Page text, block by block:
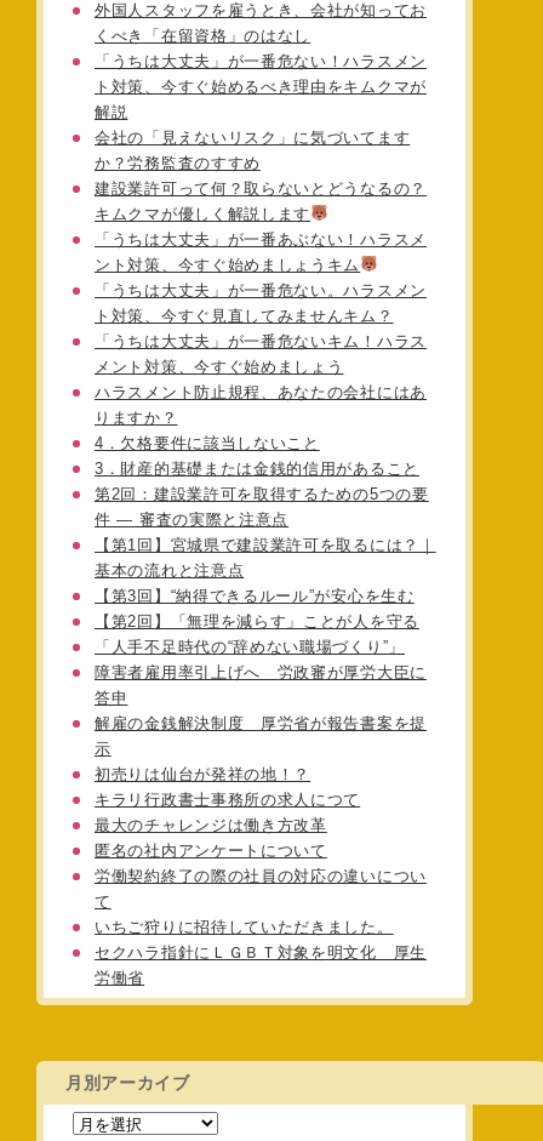
外国人スタッフを雇うとき、会社が知ってお
くべき「在留資格」のはなし
「うちは大丈夫」が一番危ない！ハラスメン
ト対策、今すぐ始めるべき理由をキムクマが
解説
会社の「見えないリスク」に気づいてます
か？労務監査のすすめ
建設業許可って何？取らないとどうなるの？
キムクマが優しく解説します
「うちは大丈夫」が一番あぶない！ハラスメ
ント対策、今すぐ始めましょうキム
「うちは大丈夫」が一番危ない。ハラスメン
ト対策、今すぐ見直してみませんキム？
「うちは大丈夫」が一番危ないキム！ハラス
メント対策、今すぐ始めましょう
ハラスメント防止規程、あなたの会社にはあ
りますか？
4．欠格要件に該当しないこと
3．財産的基礎または金銭的信用があること
第2回：建設業許可を取得するための5つの要
件 ― 審査の実際と注意点
【第1回】宮城県で建設業許可を取るには？｜
基本の流れと注意点
【第3回】“納得できるルール”が安心を生む
【第2回】「無理を減らす」ことが人を守る
「人手不足時代の“辞めない職場づくり”」
障害者雇用率引上げへ 労政審が厚労大臣に
答申
解雇の金銭解決制度 厚労省が報告書案を提
示
初売りは仙台が発祥の地！？
キラリ行政書士事務所の求人につて
最大のチャレンジは働き方改革
匿名の社内アンケートについて
労働契約終了の際の社員の対応の違いについ
て
いちご狩りに招待していただきました。
セクハラ指針にＬＧＢＴ対象を明文化 厚生
労働省
月別アーカイブ